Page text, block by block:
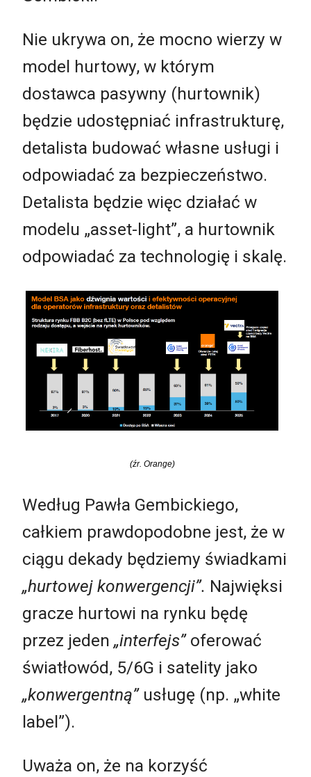
Nie ukrywa on, że mocno wierzy w
model hurtowy, w którym
dostawca pasywny (hurtownik)
będzie udostępniać infrastrukturę,
detalista budować własne usługi i
odpowiadać za bezpieczeństwo.
Detalista będzie więc działać w
modelu „asset-light”, a hurtownik
odpowiadać za technologię i skalę.
(źr. Orange)
Według Pawła Gembickiego,
całkiem prawdopodobne jest, że w
ciągu dekady będziemy świadkami
„hurtowej konwergencji”. Najwięksi
gracze hurtowi na rynku będę
przez jeden „interfejs”oferować
światłowód, 5/6G i satelity jako
„konwergentną”usługę (np. „white
label”).
Uważa on, że na korzyść